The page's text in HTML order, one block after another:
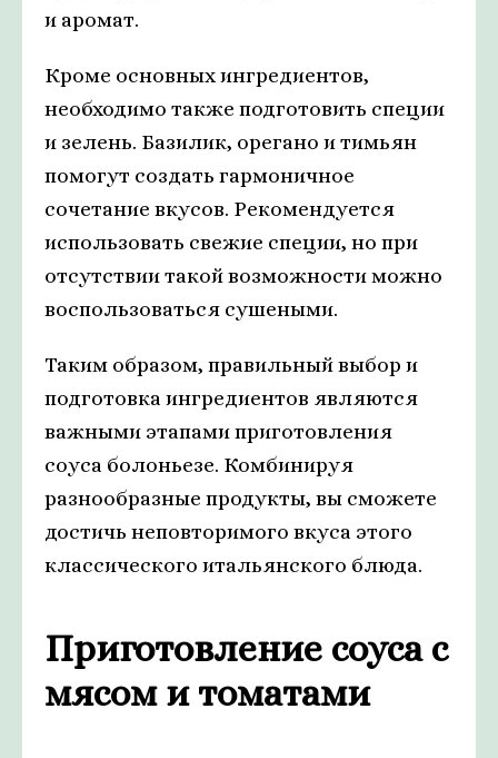
и аромат.
Кроме основных ингредиентов,
необходимо также подготовить специи
и зелень. Базилик, орегано и тимьян
помогут создать гармоничное
сочетание вкусов. Рекомендуется
использовать свежие специи, но при
отсутствии такой возможности можно
воспользоваться сушеными.
Таким образом, правильный выбор и
подготовка ингредиентов являются
важными этапами приготовления
соуса болоньезе. Комбинируя
разнообразные продукты, вы сможете
достичь неповторимого вкуса этого
классического итальянского блюда.
Приготовление соуса с
мясом и томатами